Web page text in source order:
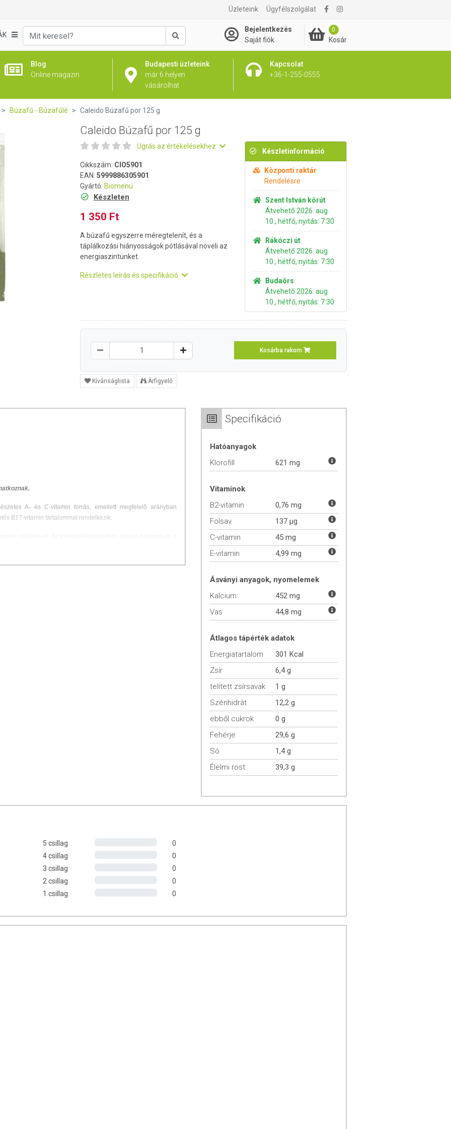
Üzleteink Ügyfélszolgálat
Keresés
Bejelentkezés
Saját fiók
0
Kosár
Blog
Online magazin
Budapesti üzleteink
már 6 helyen
vásárolhat
Kapcsolat
+36-1-255-0555
1 350 Ft Kosárba rakom
Búzafű - Búzafűlé Caleido Búzafű por 125 g
Caleido Búzafű por 125 g
Ugrás az értékelésekhez
Cikkszám: CIO5901
EAN: 5999886305901
Gyártó: Biomenü
Készleten
1 350 Ft
A búzafű egyszerre méregtelenít, és a
táplálkozási hiányosságok pótlásával növeli az
energiaszintünket.
Részletes leírás és specifikáció
Készletinformáció
Központi raktár
Rendelésre
Szent István körút
Átvehető 2026. aug.
10., hétfő, nyitás: 7:30
Rákóczi út
Átvehető 2026. aug.
10., hétfő, nyitás: 7:30
Budaörs
Átvehető 2026. aug.
10., hétfő, nyitás: 7:30
Kosárba rakom
Kívánságlista Árfigyelő
A- és C-vitamin forrás, emellett megfelelő arányban
B17-vitamin tartalommal rendelkezik.
helyreállításában, valamint hozzájárul az egészséges
és glutént tartalmazhat.
Specifikáció
Hatóanyagok
Klorofill
621 mg
Vitaminok
B2-vitamin
0,76 mg
Folsav
137 µg
C-vitamin
45 mg
E-vitamin
4,99 mg
Ásványi anyagok, nyomelemek
Kalcium
452 mg
Vas
44,8 mg
Átlagos tápérték adatok
Energiatartalom
301 Kcal
Zsír
6,4 g
telített zsírsavak
1 g
Szénhidrát
12,2 g
ebből cukrok
0 g
Fehérje
29,6 g
Só
1,4 g
Élelmi rost
39,3 g
5 csillag
0
4 csillag
0
3 csillag
0
2 csillag
0
1 csillag
0